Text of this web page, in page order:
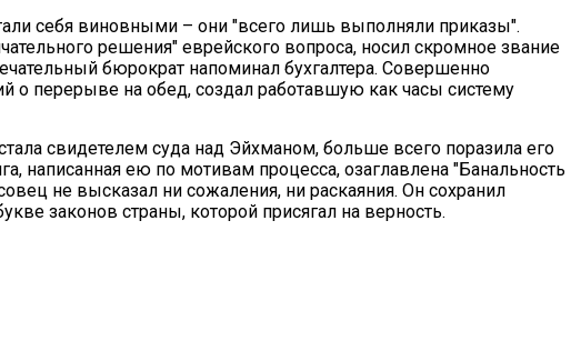
себя виновными – они "всего лишь выполняли приказы".
решения" еврейского вопроса, носил скромное звание
бюрократ напоминал бухгалтера. Совершенно
о перерыве на обед, создал работавшую как часы систему
свидетелем суда над Эйхманом, больше всего поразила его
написанная ею по мотивам процесса, озаглавлена "Банальность
не высказал ни сожаления, ни раскаяния. Он сохранил
законов страны, которой присягал на верность.